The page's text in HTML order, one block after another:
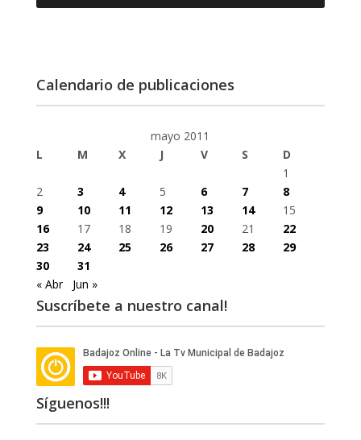
Calendario de publicaciones
mayo 2011
L
M X J V S
D
1
2
3 4 5 6 7
8
9
10 11 12 13 14
15
16
17 18 19 20 21
22
23
24 25 26 27 28
29
30
31
« Abr
Jun »
Suscríbete a nuestro canal!
Síguenos!!!